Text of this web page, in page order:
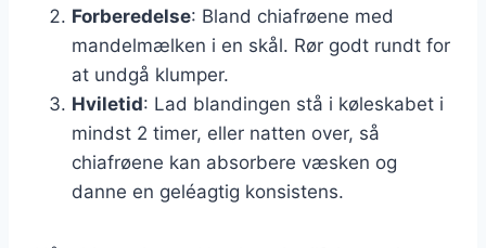
Forberedelse: Bland chiafrøene med
mandelmælken i en skål. Rør godt rundt for
at undgå klumper.
Hviletid: Lad blandingen stå i køleskabet i
mindst 2 timer, eller natten over, så
chiafrøene kan absorbere væsken og
danne en geléagtig konsistens.